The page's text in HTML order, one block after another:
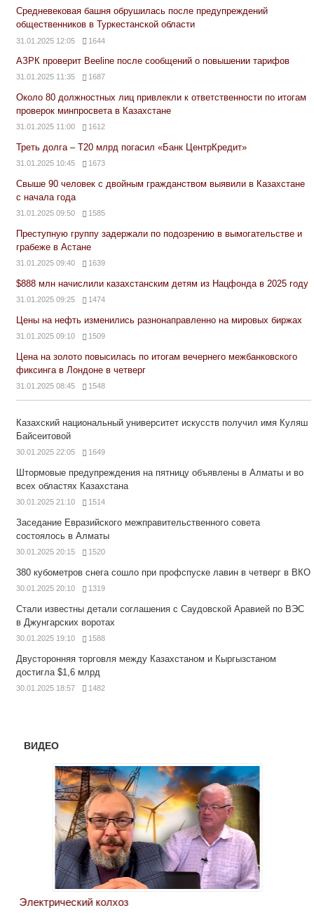
Средневековая башня обрушилась после предупреждений
общественников в Туркестанской области
31.01.2025 12:05 1644
АЗРК проверит Beeline после сообщений о повышении тарифов
31.01.2025 11:35 1687
Около 80 должностных лиц привлекли к ответственности по итогам
проверок минпросвета в Казахстане
31.01.2025 11:00 1612
Треть долга – Т20 млрд погасил «Банк ЦентрКредит»
31.01.2025 10:45 1673
Свыше 90 человек с двойным гражданством выявили в Казахстане
с начала года
31.01.2025 09:50 1585
Преступную группу задержали по подозрению в вымогательстве и
грабеже в Астане
31.01.2025 09:40 1639
$888 млн начислили казахстанским детям из Нацфонда в 2025 году
31.01.2025 09:25 1474
Цены на нефть изменились разнонаправленно на мировых биржах
31.01.2025 09:10 1509
Цена на золото повысилась по итогам вечернего межбанковского
фиксинга в Лондоне в четверг
31.01.2025 08:45 1548
Казахский национальный университет искусств получил имя Куляш
Байсеитовой
30.01.2025 22:05 1649
Штормовые предупреждения на пятницу объявлены в Алматы и во
всех областях Казахстана
30.01.2025 21:10 1514
Заседание Евразийского межправительственного совета
состоялось в Алматы
30.01.2025 20:15 1520
380 кубометров снега сошло при профспуске лавин в четверг в ВКО
30.01.2025 20:10 1319
Стали известны детали соглашения с Саудовской Аравией по ВЭС
в Джунгарских воротах
30.01.2025 19:10 1588
Двусторонняя торговля между Казахстаном и Кыргызстаном
достигла $1,6 млрд
30.01.2025 18:57 1482
ВИДЕО
Электрический колхоз